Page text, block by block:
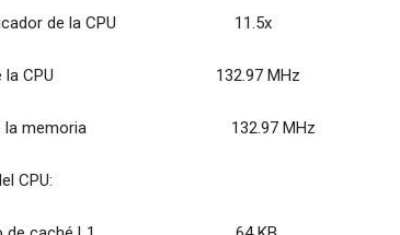
de la CPU 11.5x
la CPU 132.97 MHz
la memoria 132.97 MHz
CPU: